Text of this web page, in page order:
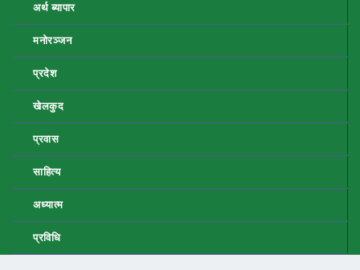
अर्थ ब्यापार
मनोरञ्जन
प्रदेश
खेलकुद
प्रवास
साहित्य
अध्यात्म
प्रविधि